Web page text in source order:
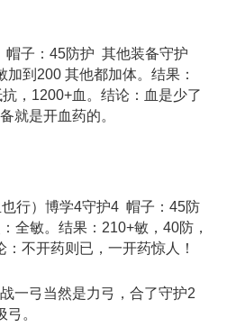
子：45防护 其他装备守护
到200 其他都加体。结果：
，1200+血。结论：血是少了
就是开血药的。
）博学4守护4 帽子：45防
全敏。结果：210+敏，40防，
不开药则已，一开药惊人！
弓当然是力弓，合了守护2
。